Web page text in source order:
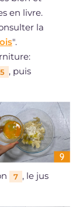
en livre.
la
".
5 , puis
7 , le jus